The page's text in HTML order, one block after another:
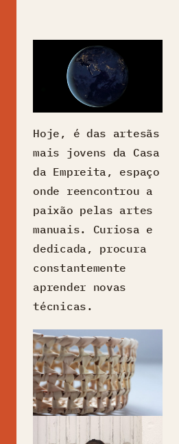
Hoje, é das artesãs
mais jovens da Casa
da Empreita, espaço
onde reencontrou a
paixão pelas artes
manuais. Curiosa e
dedicada, procura
constantemente
aprender novas
técnicas.